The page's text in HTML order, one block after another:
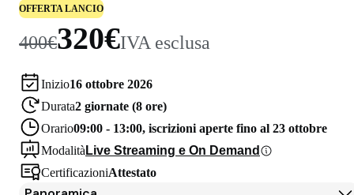
OFFERTA LANCIO
400€320€IVA esclusa
Inizio16 ottobre 2026
Durata2 giornate (8 ore)
Orario09:00 - 13:00, iscrizioni aperte fino al 23 ottobre
Modalità Live Streaming e On Demand
CertificazioniAttestato